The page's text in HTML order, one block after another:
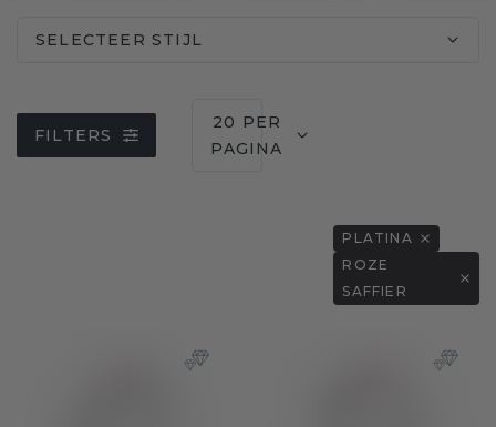
SELECTEER STIJL
FILTERS
20 PER
PAGINA
PLATINA
ROZE
SAFFIER